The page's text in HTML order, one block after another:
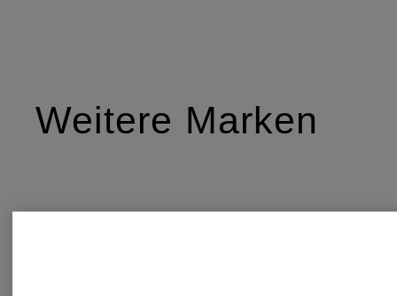
Weitere Marken